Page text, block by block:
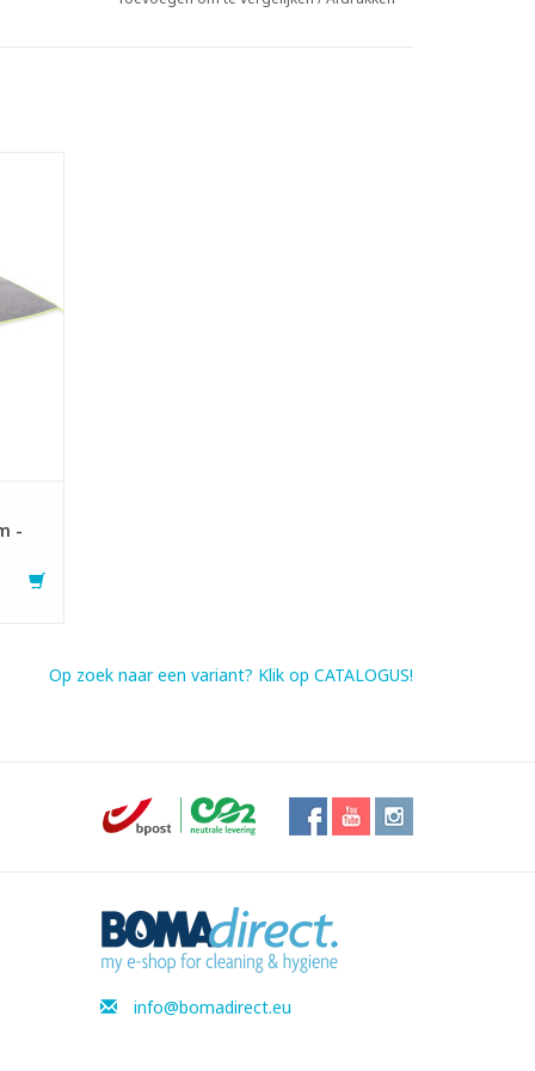
-
Op zoek naar een variant? Klik op CATALOGUS!
info@bomadirect.eu